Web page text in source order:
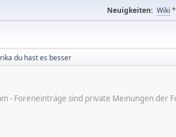
Neuigkeiten: Wiki *
du hast es besser
- Foreneinträge sind private Meinungen